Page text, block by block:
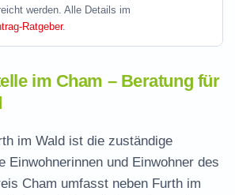
werden. Alle Details im
Ratgeber.
im Cham – Beratung für
im Wald ist die zuständige
Einwohnerinnen und Einwohner des
Cham umfasst neben Furth im